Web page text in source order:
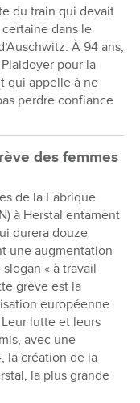
du train qui devait
dans le
À 94 ans,
pour la
qui appelle à ne
perdre confiance
des femmes
de la Fabrique
à Herstal entament
durera douze
une augmentation
« à travail
grève est la
européenne
lutte et leurs
avec une
la création de la
la plus grande